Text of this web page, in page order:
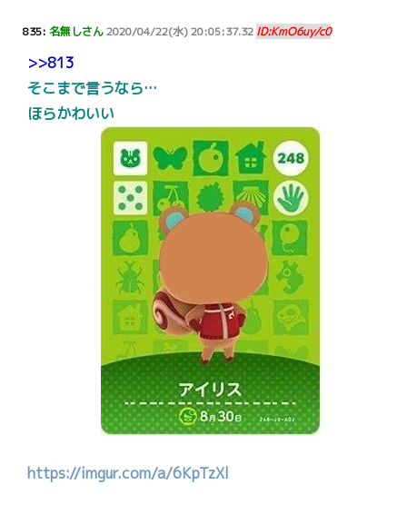
835: 名無しさん2020/04/22(水) 20:05:37.32 ID:KmO6uy/c0
>>813
そこまで言うなら…
ほらかわいい
https://imgur.com/a/6KpTzXl